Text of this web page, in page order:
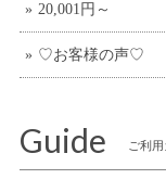
20,001円～
♡お客様の声♡
Guide ご利